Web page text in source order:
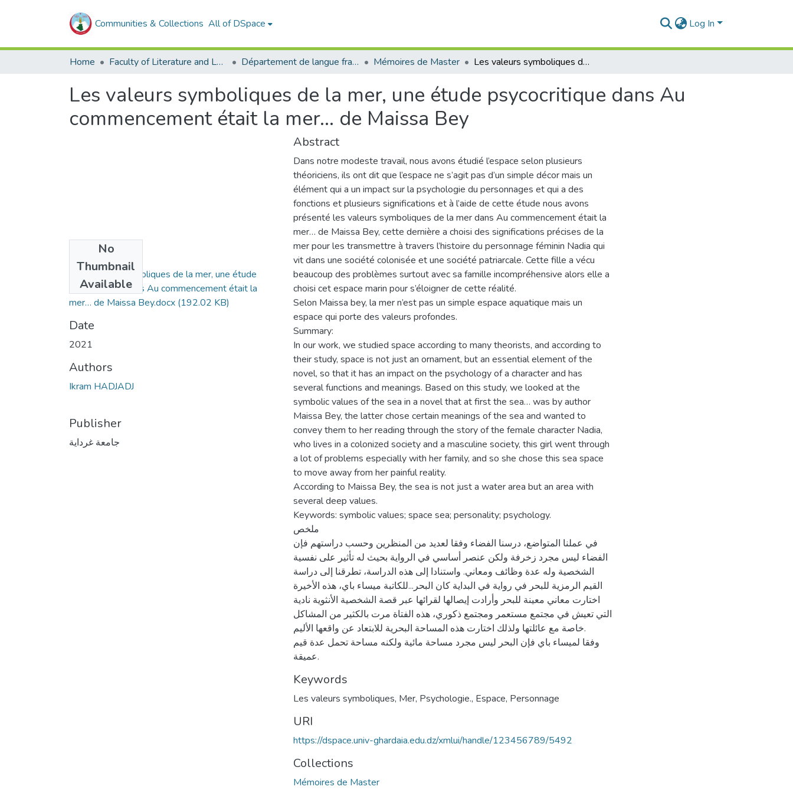
Communities & Collections All of DSpace Log In
Home Faculty of Literature and Languages Département de langue française Mémoires de Master Les valeurs symboliques de la mer, une étude psycocritique dans Au commencement était la mer… de Maissa Bey
Les valeurs symboliques de la mer, une étude psycocritique dans Au
commencement était la mer… de Maissa Bey
No
Thumbnail
Available
Les valeurs symboliques de la mer, une étude
psycocritique dans Au commencement était la
mer… de Maissa Bey.docx (192.02 KB)
Date
2021
Authors
Ikram HADJADJ
Publisher
جامعة غرداية
Abstract
Dans notre modeste travail, nous avons étudié l’espace selon plusieurs
théoriciens, ils ont dit que l’espace ne s’agit pas d’un simple décor mais un
élément qui a un impact sur la psychologie du personnages et qui a des
fonctions et plusieurs significations et à l’aide de cette étude nous avons
présenté les valeurs symboliques de la mer dans Au commencement était la
mer… de Maissa Bey, cette dernière a choisi des significations précises de la
mer pour les transmettre à travers l’histoire du personnage féminin Nadia qui
vit dans une société colonisée et une société patriarcale. Cette fille a vécu
beaucoup des problèmes surtout avec sa famille incompréhensive alors elle a
choisi cet espace marin pour s’éloigner de cette réalité.
Selon Maissa bey, la mer n’est pas un simple espace aquatique mais un
espace qui porte des valeurs profondes.
Summary:
In our work, we studied space according to many theorists, and according to
their study, space is not just an ornament, but an essential element of the
novel, so that it has an impact on the psychology of a character and has
several functions and meanings. Based on this study, we looked at the
symbolic values of the sea in a novel that at first the sea… was by author
Maissa Bey, the latter chose certain meanings of the sea and wanted to
convey them to her reading through the story of the female character Nadia,
who lives in a colonized society and a masculine society, this girl went through
a lot of problems especially with her family, and so she chose this sea space
to move away from her painful reality.
According to Maissa Bey, the sea is not just a water area but an area with
several deep values.
Keywords: symbolic values; space sea; personality; psychology.
ملخص
في عملنا المتواضع، درسنا الفضاء وفقا لعديد من المنظرين وحسب دراستهم فإن
الفضاء ليس مجرد زخرفة ولكن عنصر أساسي في الرواية بحيث له تأثير على نفسية
الشخصية وله عدة وظائف ومعاني. واستنادا إلى هذه الدراسة، تطرقنا إلى دراسة
القيم الرمزية للبحر في رواية في البداية كان البحر...للكاتبة ميساء باي، هذه الأخيرة
اختارت معاني معينة للبحر وأرادت إيصالها لقرائها عبر قصة الشخصية الأنثوية نادية
التي تعيش في مجتمع مستعمر ومجتمع ذكوري، هذه الفتاة مرت بالكثير من المشاكل
خاصة مع عائلتها ولذلك اختارت هذه المساحة البحرية للابتعاد عن واقعها الأليم.
وفقا لميساء باي فإن البحر ليس مجرد مساحة مائية ولكنه مساحة تحمل عدة قيم
عميقة.
Keywords
Les valeurs symboliques, Mer, Psychologie., Espace, Personnage
URI
https://dspace.univ-ghardaia.edu.dz/xmlui/handle/123456789/5492
Collections
Mémoires de Master